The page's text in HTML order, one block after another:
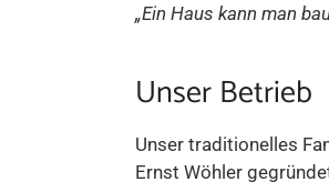
„Ein Haus kann man
Unser Betrieb
Unser traditionelles
Ernst Wöhler